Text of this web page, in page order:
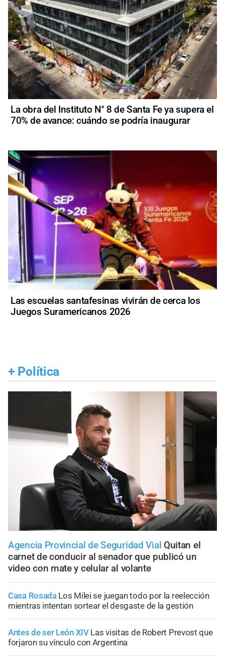
La obra del Instituto N° 8 de Santa Fe ya supera el
70% de avance: cuándo se podría inaugurar
Las escuelas santafesinas vivirán de cerca los
Juegos Suramericanos 2026
+ Política
Agencia Provincial de Seguridad Vial Quitan el
carnet de conducir al senador que publicó un
video con mate y celular al volante
Casa Rosada Los Milei se juegan todo por la reelección
mientras intentan sortear el desgaste de la gestión
Antes de ser León XIV Las visitas de Robert Prevost que
forjaron su vínculo con Argentina